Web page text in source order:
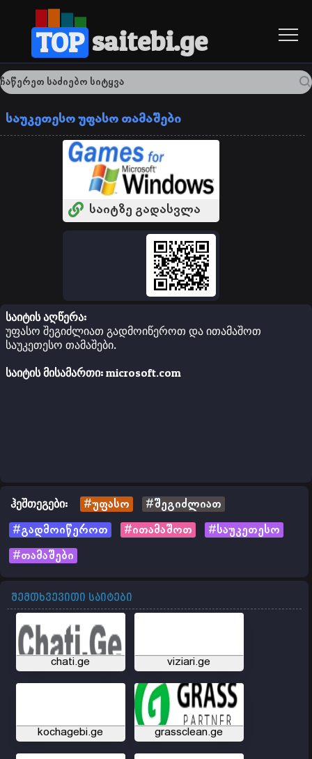
TOP saitebi.ge
საუკეთესო უფასო თამაშები
საიტზე გადასვლა
საიტის აღწერა:
უფასო შეგიძლიათ გადმოიწეროთ და ითამაშოთ
საუკეთესო თამაშები.
საიტის მისამართი: microsoft.com
ჰეშთეგები: #უფასო
#შეგიძლიათ
#გადმოიწეროთ
#ითამაშოთ
#საუკეთესო
#თამაშები
შემთხვევითი საიტები
chati.ge viziari.ge
kochagebi.ge grassclean.ge